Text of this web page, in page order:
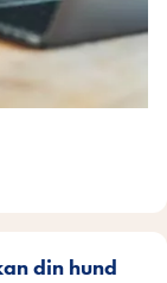
din hund